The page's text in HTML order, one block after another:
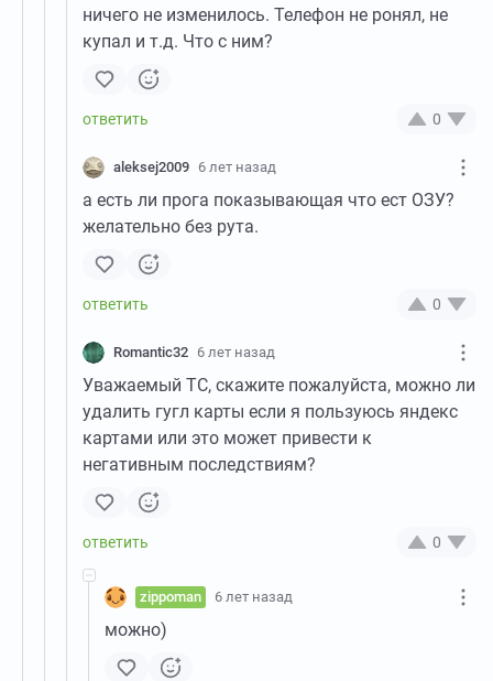
ничего не изменилось. Телефон не ронял, не
купал и т.д. Что с ним?
0
aleksej2009 6 лет назад
а есть ли прога показывающая что ест ОЗУ?
желательно без рута.
0
Romantic32 6 лет назад
Уважаемый ТС, скажите пожалуйста, можно ли
удалить гугл карты если я пользуюсь яндекс
картами или это может привести к
негативным последствиям?
0
zippoman 6 лет назад
можно)